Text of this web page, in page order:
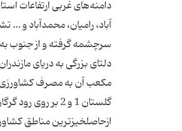
دامنه‌های غربی ارتفاعات
آباد، رامیان، محمدآباد و
سرچشمه گرفته و از جنوب
مكعب آن به مصرف كشاورزی
گلستان 1 و 2 بر
ازحاصلخیزترین مناطق